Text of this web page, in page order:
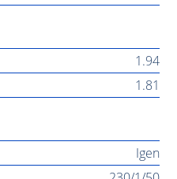
1.94
1.81
Igen